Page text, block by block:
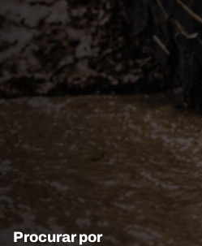
Procurar por